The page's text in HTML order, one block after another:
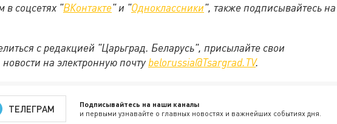
в соцсетях "ВКонтакте" и "Одноклассники", также подписывайтесь на
с редакцией "Царьград. Беларусь", присылайте свои
на электронную почту belorussia@Tsargrad.TV.
ТЕЛЕГРАМ Подписывайтесь на наши каналы
и первыми узнавайте о главных новостях и важнейших событиях дня.